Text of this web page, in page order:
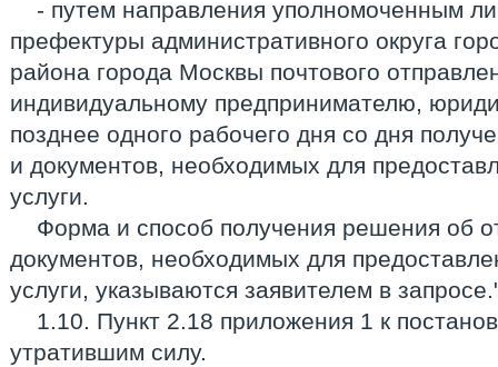
- путем направления уполномоченным
префектуры административного округа
района города Москвы почтового
индивидуальному предпринимателю,
позднее одного рабочего дня со дня
и документов, необходимых для
услуги.
Форма и способ получения решения об
документов, необходимых для
услуги, указываются заявителем в
1.10. Пункт 2.18 приложения 1 к
утратившим силу.